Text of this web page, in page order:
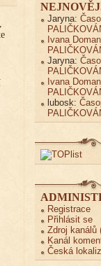
Jaryna:
Ivana
Jaryna:
Ivana
lubosk:
Registrace
Přihlásit se
Zdroj kanálů
Kanál
Česká